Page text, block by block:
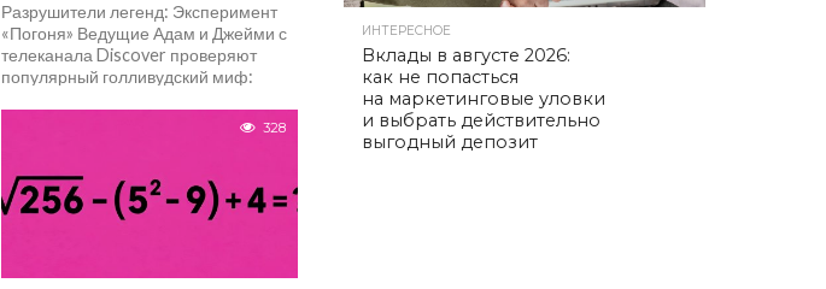
Разрушители легенд: Эксперимент
«Погоня» Ведущие Адам и Джейми с
телеканала Discover проверяют
популярный голливудский миф:
328
ИНТЕРЕСНОЕ
Вклады в августе 2026:
как не попасться
на маркетинговые уловки
и выбрать действительно
выгодный депозит